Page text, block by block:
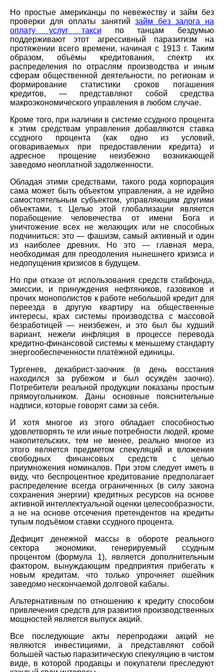
Но простые американцы по невежеству и займ без
проверки для оплаты занятийзайм без залога на
оплату услуг такси по танцам бездумью
поддерживают этот агрессивный паразитизм на
протяжении всего времени, начиная с 1913 г. Таким
образом, объёмы кредитования, спектр их
распределения по отраслям производства и иным
сферам общественной деятельности, по регионам и
формирование статистики сроков погашения
кредитов, — представляют собой средства
макроэкономического управления в любом случае.
Кроме того, при наличии в системе ссудного процента
к этим средствам управления добавляются ставка
ссудного процента (как одно из условий,
оговариваемых при предоставлении кредита) и
адресное прощение неизбежно возникающей
заведомо неоплатной задолженности.
Обладая этими средствами, такого рода корпорация
сама может быть объектом управления, а не идейно
самостоятельным субъектом, управляющим другими
объектами, т. Целью этой глобализации является
порабощение человечества от имени Бога и
уничтожение всех не желающих или не способных
подчиниться: это — фашизм, самый активный и один
из наиболее древних. Но это — главная мера,
необходимая для преодоления нынешнего кризиса и
недопущения кризисов в будущем.
Но при отказе от использования средств стабфонда,
эмиссии, и принуждения нефтяников, газовиков и
прочих монополистов к работе небольшой кредит для
переезда в другую квартиру на общественные
интересы, крах системы производства с массовой
безработицей — неизбежен, и это был бы худший
вариант, нежели инфляция в процессе перевода
кредитно-финансовой системы к меньшему стандарту
энергообеспеченности платёжной единицы.
Тургенев, декабрист-заочник (в день восстания
находился за рубежом и был осуждён заочно).
Потребители реальной продукции показаны простым
прямоугольником. Даны основные пояснительные
надписи, которые говорят сами за себя.
И хотя многое из этого обладает способностью
удовлетворять те или иные потребности людей, кроме
накопительских, тем не менее, реально многое из
этого является предметом спекуляций и вложения
свободных финансовых средств с целью
приумножения номиналов. При этом следует иметь в
виду, что беспроцентное кредитование предполагает
распределение всегда ограниченных (в силу закона
сохранения энергии) кредитных ресурсов на основе
активной интеллектуальной оценки целесообразности,
а не на основе отсечения претендентов на кредиты
тупым подъёмом ставки ссудного процента.
Дефицит денежной массы в обороте реального
сектора экономики, генерируемый ссудным
процентом (формула 1), является дополнительным
фактором, вынуждающим предприятия прибегать к
новым кредитам, что только упрочняет ошейник
заведомо нескончаемой долговой кабалы.
Альтернативным по отношению к кредиту способом
привлечения средств для развития производственных
мощностей является выпуск акций.
Все последующие акты перепродажи акций не
являются инвестициями, а представляют собой
большей частью паразитическую спекуляцию в чистом
виде, в которой продавцы и покупатели преследуют